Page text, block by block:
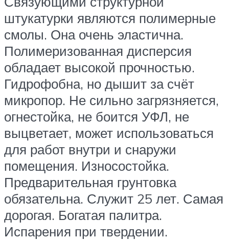
штукатурки являются полимерные
смолы. Она очень эластична.
Полимеризованная дисперсия
обладает высокой прочностью.
Гидрофобна, но дышит за счёт
микропор. Не сильно загрязняется,
огнестойка, не боится УФЛ, не
выцветает, может использоваться
для работ внутри и снаружи
помещения. Износостойка.
Предварительная грунтовка
обязательна. Служит 25 лет. Самая
дорогая. Богатая палитра.
Испарения при твердении.